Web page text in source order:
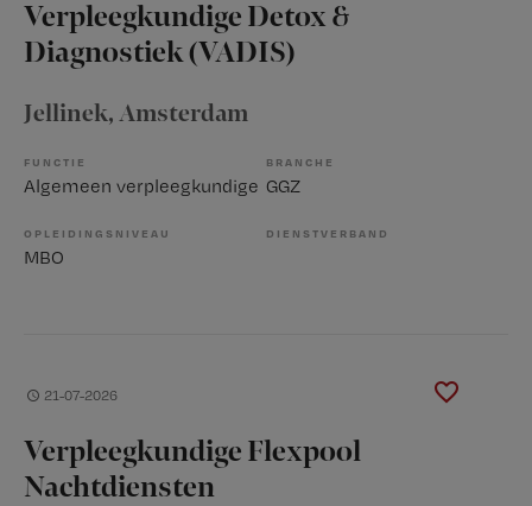
Verpleegkundige Detox &
Diagnostiek (VADIS)
Jellinek, Amsterdam
FUNCTIE
Algemeen verpleegkundige
BRANCHE
GGZ
OPLEIDINGSNIVEAU
MBO
DIENSTVERBAND
21-07-2026
Verpleegkundige Flexpool
Nachtdiensten